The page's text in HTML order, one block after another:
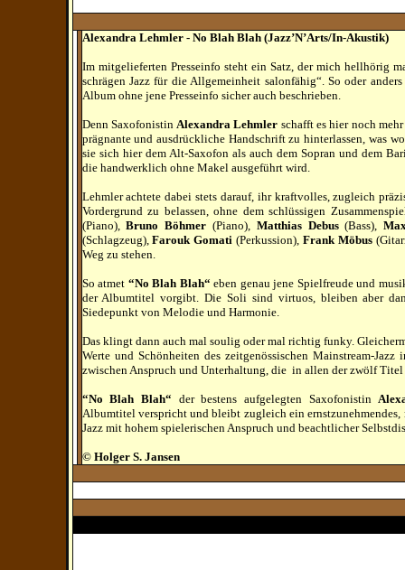
Alexandra Lehmler - No Blah Blah (Jazz’N’Arts/In-Akustik)
Im mitgelieferten Presseinfo steht ein Satz, der mich hellhörig
schrägen Jazz für die Allgemeinheit salonfähig“. So oder
Album ohne jene Presseinfo sicher auch beschrieben.
Denn SaxofonistinAlexandra Lehmler schafft es hier noch
prägnante und ausdrückliche Handschrift zu hinterlassen, was
sie sich hier dem Alt-Saxofon als auch dem Sopran und dem
die handwerklich ohne Makel ausgeführt wird.
Lehmler achtete dabei stets darauf, ihr kraftvolles, zugleich
Vordergrund zu belassen, ohne dem schlüssigen
(Piano),Bruno Böhmer (Piano), Matthias Debus(Bass),
(Schlagzeug),Farouk Gomati (Perkussion),Frank Möbus
Weg zu stehen.
So atmet “No Blah Blah“ eben genau jene Spielfreude und
der Albumtitel vorgibt. Die Soli sind virtuos, bleiben aber
Siedepunkt von Melodie und Harmonie.
Das klingt dann auch mal soulig oder mal richtig funky.
Werte und Schönheiten des zeitgenössischen Mainstream-
zwischen Anspruch und Unterhaltung, die in allen der zwölf
“No Blah Blah“ der bestens aufgelegten Saxofonistin
Albumtitel verspricht und bleibt zugleich ein ernstzunehmendes,
Jazz mit hohem spielerischen Anspruch und beachtlicher
© Holger S. Jansen